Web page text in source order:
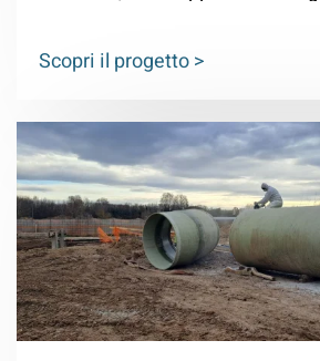
Scopri il progetto >